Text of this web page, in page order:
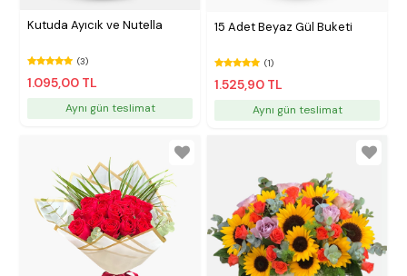
Kutuda Ayıcık ve Nutella
(3)
1.095,00 TL
Aynı gün teslimat
15 Adet Beyaz Gül Buketi
(1)
1.525,90 TL
Aynı gün teslimat